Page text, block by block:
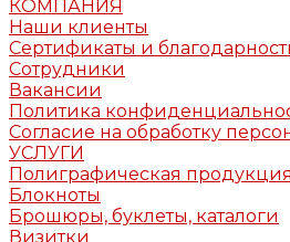
КОМПАНИЯ
Наши клиенты
Сертификаты и
Сотрудники
Вакансии
Политика
Согласие на обработку
УСЛУГИ
Полиграфическая продукция
Блокноты
Брошюры, буклеты, каталоги
Визитки